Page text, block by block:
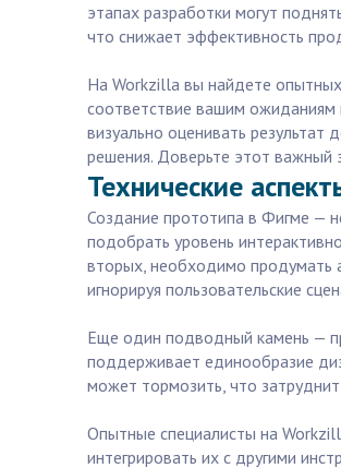
этапах разработки могут
что снижает эффективность
На Workzilla вы найдете
соответствие вашим
визуально оценивать
решения. Доверьте этот важный
Технические
Создание прототипа в Фигме —
подобрать уровень
вторых, необходимо продумать
игнорируя пользовательские
Еще один подводный камень —
поддерживает единообразие
может тормозить, что
Опытные специалисты на
интегрировать их с другими